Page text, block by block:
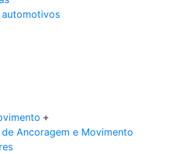
Ancoragem e Movimento